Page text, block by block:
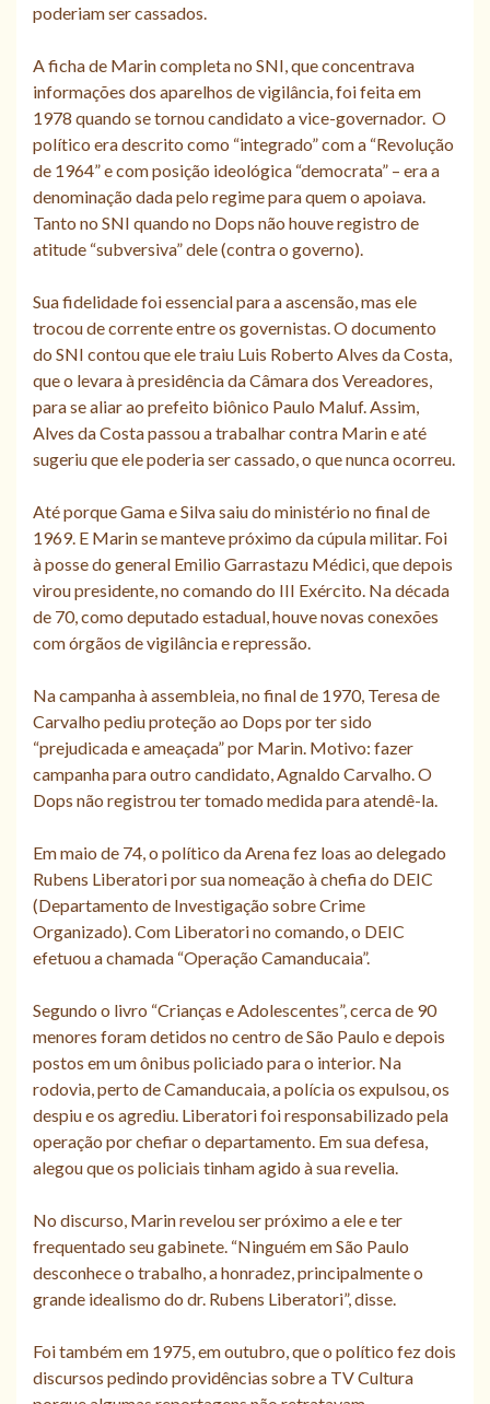
poderiam ser cassados.
A ficha de Marin completa no SNI, que concentrava
informações dos aparelhos de vigilância, foi feita em
1978 quando se tornou candidato a vice-governador. O
político era descrito como “integrado” com a “Revolução
de 1964” e com posição ideológica “democrata” – era a
denominação dada pelo regime para quem o apoiava.
Tanto no SNI quando no Dops não houve registro de
atitude “subversiva” dele (contra o governo).
Sua fidelidade foi essencial para a ascensão, mas ele
trocou de corrente entre os governistas. O documento
do SNI contou que ele traiu Luis Roberto Alves da Costa,
que o levara à presidência da Câmara dos Vereadores,
para se aliar ao prefeito biônico Paulo Maluf. Assim,
Alves da Costa passou a trabalhar contra Marin e até
sugeriu que ele poderia ser cassado, o que nunca ocorreu.
Até porque Gama e Silva saiu do ministério no final de
1969. E Marin se manteve próximo da cúpula militar. Foi
à posse do general Emilio Garrastazu Médici, que depois
virou presidente, no comando do III Exército. Na década
de 70, como deputado estadual, houve novas conexões
com órgãos de vigilância e repressão.
Na campanha à assembleia, no final de 1970, Teresa de
Carvalho pediu proteção ao Dops por ter sido
“prejudicada e ameaçada” por Marin. Motivo: fazer
campanha para outro candidato, Agnaldo Carvalho. O
Dops não registrou ter tomado medida para atendê-la.
Em maio de 74, o político da Arena fez loas ao delegado
Rubens Liberatori por sua nomeação à chefia do DEIC
(Departamento de Investigação sobre Crime
Organizado). Com Liberatori no comando, o DEIC
efetuou a chamada “Operação Camanducaia”.
Segundo o livro “Crianças e Adolescentes”, cerca de 90
menores foram detidos no centro de São Paulo e depois
postos em um ônibus policiado para o interior. Na
rodovia, perto de Camanducaia, a polícia os expulsou, os
despiu e os agrediu. Liberatori foi responsabilizado pela
operação por chefiar o departamento. Em sua defesa,
alegou que os policiais tinham agido à sua revelia.
No discurso, Marin revelou ser próximo a ele e ter
frequentado seu gabinete. “Ninguém em São Paulo
desconhece o trabalho, a honradez, principalmente o
grande idealismo do dr. Rubens Liberatori”, disse.
Foi também em 1975, em outubro, que o político fez dois
discursos pedindo providências sobre a TV Cultura